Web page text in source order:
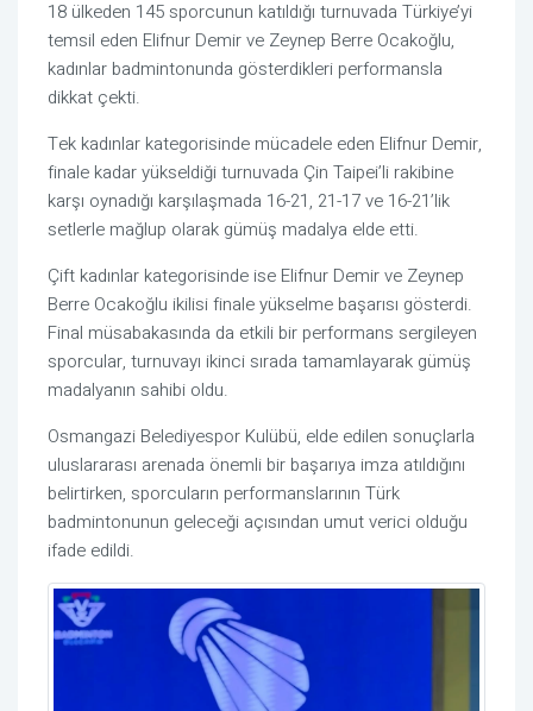
18 ülkeden 145 sporcunun katıldığı turnuvada Türkiye’yi
temsil eden Elifnur Demir ve Zeynep Berre Ocakoğlu,
kadınlar badmintonunda gösterdikleri performansla
dikkat çekti.
Tek kadınlar kategorisinde mücadele eden Elifnur Demir,
finale kadar yükseldiği turnuvada Çin Taipei’li rakibine
karşı oynadığı karşılaşmada 16-21, 21-17 ve 16-21’lik
setlerle mağlup olarak gümüş madalya elde etti.
Çift kadınlar kategorisinde ise Elifnur Demir ve Zeynep
Berre Ocakoğlu ikilisi finale yükselme başarısı gösterdi.
Final müsabakasında da etkili bir performans sergileyen
sporcular, turnuvayı ikinci sırada tamamlayarak gümüş
madalyanın sahibi oldu.
Osmangazi Belediyespor Kulübü, elde edilen sonuçlarla
uluslararası arenada önemli bir başarıya imza atıldığını
belirtirken, sporcuların performanslarının Türk
badmintonunun geleceği açısından umut verici olduğu
ifade edildi.